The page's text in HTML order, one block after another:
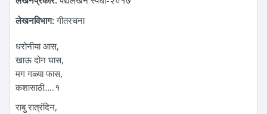
लेखनविभाग:गीतरचना
धरोनीया आस,
खाऊ दोन घास,
मग गळ्या फास,
कशासाठी......१
राबु रात्रंदिन,